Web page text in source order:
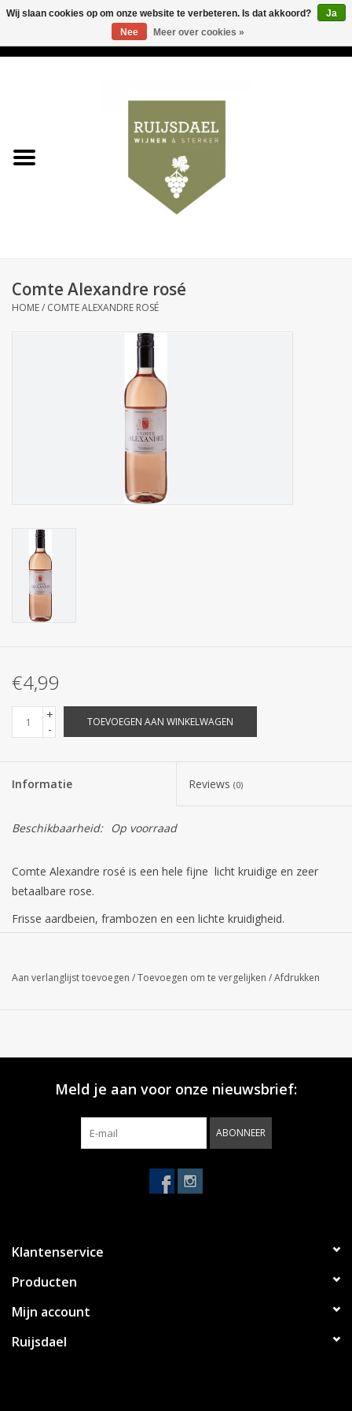
& sterker
Contact
Comte Alexandre rosé
HOME/ COMTE ALEXANDRE ROSÉ
€4,99
+
-
TOEVOEGEN AAN WINKELWAGEN
Informatie Reviews (0)
Beschikbaarheid: Op voorraad
Comte Alexandre rosé is een hele fijne licht kruidige en zeer
betaalbare rose.
Frisse aardbeien, frambozen en een lichte kruidigheid.
Aan verlanglijst toevoegen /Toevoegen om te vergelijken /Afdrukken
Meld je aan voor onze nieuwsbrief:
ABONNEER
Klantenservice
Producten
Mijn account
Ruijsdael
Wij slaan cookies op om onze website te verbeteren. Is dat akkoord?
Ja
Nee
Meer over cookies »